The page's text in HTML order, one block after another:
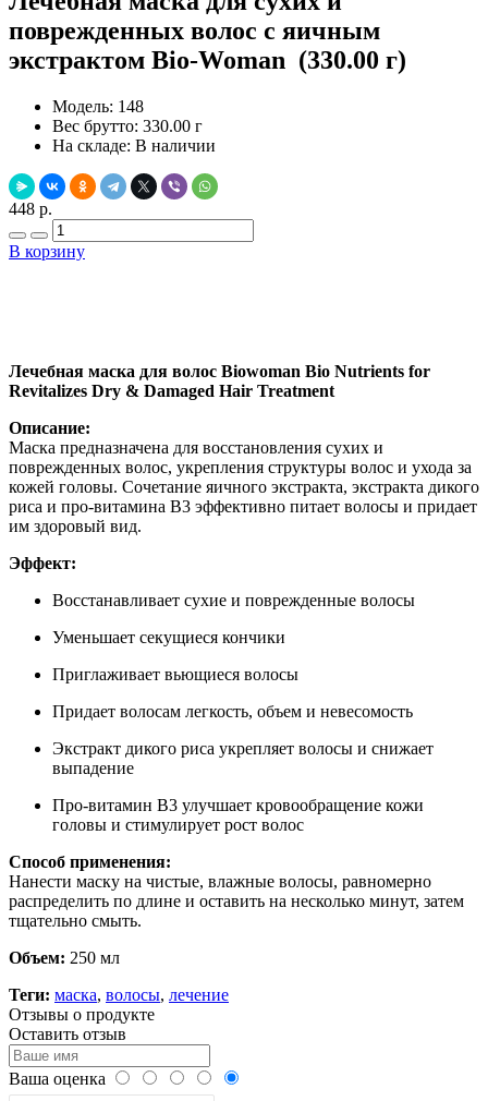
поврежденных волос с яичным
экстрактом Bio-Woman (330.00 г)
Модель: 148
Вес брутто: 330.00 г
На складе: В наличии
448 р.
В корзину
Лечебная маска для волос Biowoman Bio Nutrients for
Revitalizes Dry & Damaged Hair Treatment
Описание:
Маска предназначена для восстановления сухих и
поврежденных волос, укрепления структуры волос и ухода за
кожей головы. Сочетание яичного экстракта, экстракта дикого
риса и про-витамина В3 эффективно питает волосы и придает
им здоровый вид.
Эффект:
Восстанавливает сухие и поврежденные волосы
Уменьшает секущиеся кончики
Приглаживает вьющиеся волосы
Придает волосам легкость, объем и невесомость
Экстракт дикого риса укрепляет волосы и снижает
выпадение
Про-витамин В3 улучшает кровообращение кожи
головы и стимулирует рост волос
Способ применения:
Нанести маску на чистые, влажные волосы, равномерно
распределить по длине и оставить на несколько минут, затем
тщательно смыть.
Объем: 250 мл
Теги: маска, волосы, лечение
Отзывы о продукте
Оставить отзыв
Ваша оценка